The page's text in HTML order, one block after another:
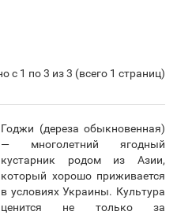
с 1 по 3 из 3 (всего 1 страниц)
Годжи (дереза обыкновенная)
— многолетний ягодный
кустарник родом из Азии,
который хорошо приживается
в условиях Украины. Культура
ценится не только за